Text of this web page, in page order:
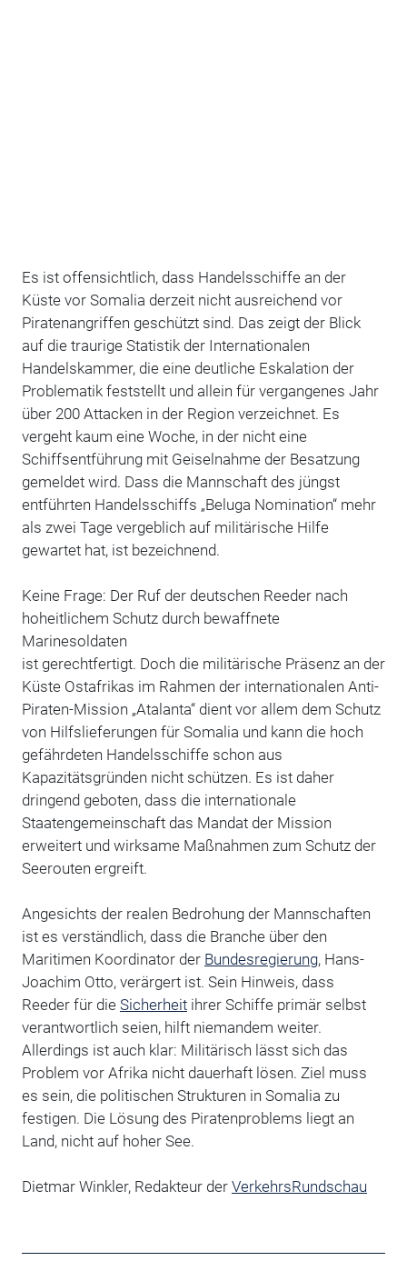
Es ist offensichtlich, dass Handelsschiffe an der
Küste vor Somalia derzeit nicht ausreichend vor
Piratenangriffen geschützt sind. Das zeigt der Blick
auf die traurige Statistik der Internationalen
Handelskammer, die eine deutliche Eskalation der
Problematik feststellt und allein für vergangenes Jahr
über 200 Attacken in der Region verzeichnet. Es
vergeht kaum eine Woche, in der nicht eine
Schiffsentführung mit Geiselnahme der Besatzung
gemeldet wird. Dass die Mannschaft des jüngst
entführten Handelsschiffs „Beluga Nomination“ mehr
als zwei Tage vergeblich auf militärische Hilfe
gewartet hat, ist bezeichnend.
Keine Frage: Der Ruf der deutschen Reeder nach
hoheitlichem Schutz durch bewaffnete
Marinesoldaten
ist gerechtfertigt. Doch die militärische Präsenz an der
Küste Ostafrikas im Rahmen der internationalen Anti-
Piraten-Mission „Atalanta“ dient vor allem dem Schutz
von Hilfslieferungen für Somalia und kann die hoch
gefährdeten Handelsschiffe schon aus
Kapazitätsgründen nicht schützen. Es ist daher
dringend geboten, dass die internationale
Staatengemeinschaft das Mandat der Mission
erweitert und wirksame Maßnahmen zum Schutz der
Seerouten ergreift.
Angesichts der realen Bedrohung der Mannschaften
ist es verständlich, dass die Branche über den
Maritimen Koordinator der Bundesregierung, Hans-
Joachim Otto, verärgert ist. Sein Hinweis, dass
Reeder für die Sicherheitihrer Schiffe primär selbst
verantwortlich seien, hilft niemandem weiter.
Allerdings ist auch klar: Militärisch lässt sich das
Problem vor Afrika nicht dauerhaft lösen. Ziel muss
es sein, die politischen Strukturen in Somalia zu
festigen. Die Lösung des Piratenproblems liegt an
Land, nicht auf hoher See.
Dietmar Winkler, Redakteur der VerkehrsRundschau